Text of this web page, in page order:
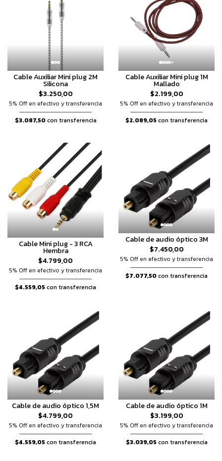
Cable Auxiliar Mini plug 2M
Silicona
$3.250,00
5% Off en efectivo y transferencia
$3.087,50con transferencia
Cable Auxiliar Mini plug 1M
Mallado
$2.199,00
5% Off en efectivo y transferencia
$2.089,05con transferencia
Cable Mini plug - 3 RCA
Hembra
$4.799,00
5% Off en efectivo y transferencia
$4.559,05con transferencia
Cable de audio óptico 3M
$7.450,00
5% Off en efectivo y transferencia
$7.077,50con transferencia
Cable de audio óptico 1,5M
$4.799,00
5% Off en efectivo y transferencia
$4.559,05con transferencia
Cable de audio óptico 1M
$3.199,00
5% Off en efectivo y transferencia
$3.039,05con transferencia